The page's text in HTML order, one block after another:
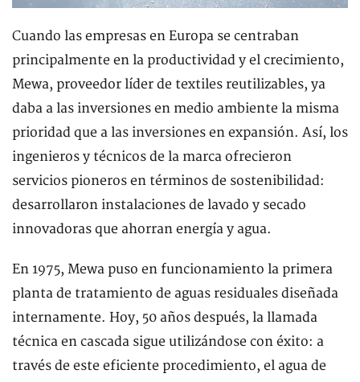
Cuando las empresas en Europa se centraban
principalmente en la productividad y el crecimiento,
Mewa, proveedor líder de textiles reutilizables, ya
daba a las inversiones en medio ambiente la misma
prioridad que a las inversiones en expansión. Así, los
ingenieros y técnicos de la marca ofrecieron
servicios pioneros en términos de sostenibilidad:
desarrollaron instalaciones de lavado y secado
innovadoras que ahorran energía y agua.
En 1975, Mewa puso en funcionamiento la primera
planta de tratamiento de aguas residuales diseñada
internamente. Hoy, 50 años después, la llamada
técnica en cascada sigue utilizándose con éxito: a
través de este eficiente procedimiento, el agua de